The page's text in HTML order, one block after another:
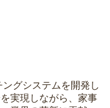
グシステムを開発し
実現しながら、家事